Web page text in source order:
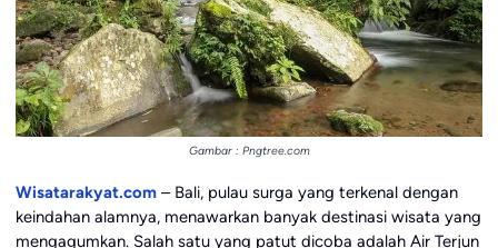
Gambar : Pngtree.com
Wisatarakyat.com– Bali, pulau surga yang terkenal dengan
keindahan alamnya, menawarkan banyak destinasi wisata yang
mengagumkan. Salah satu yang patut dicoba adalah Air Terjun